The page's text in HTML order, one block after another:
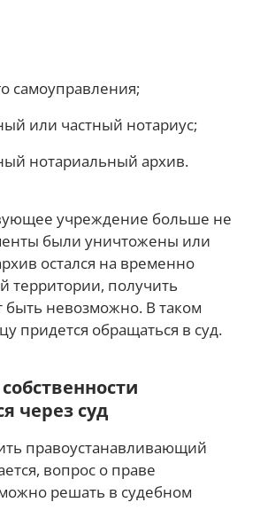
самоуправления;
или частный нотариус;
нотариальный архив.
учреждение больше не
были уничтожены или
остался на временно
территории, получить
быть невозможно. В таком
придется обращаться в суд.
через суд
правоустанавливающий
вопрос о праве
решать в судебном